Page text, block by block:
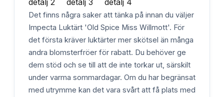
Det finns några saker att tänka på innan du väljer
Impecta Luktärt 'Old Spice Miss Willmott'. För
det första kräver luktärter mer skötsel än många
andra blomsterfröer för rabatt. Du behöver ge
dem stöd och se till att de inte torkar ut, särskilt
under varma sommardagar. Om du har begränsat
med utrymme kan det vara svårt att få plats med